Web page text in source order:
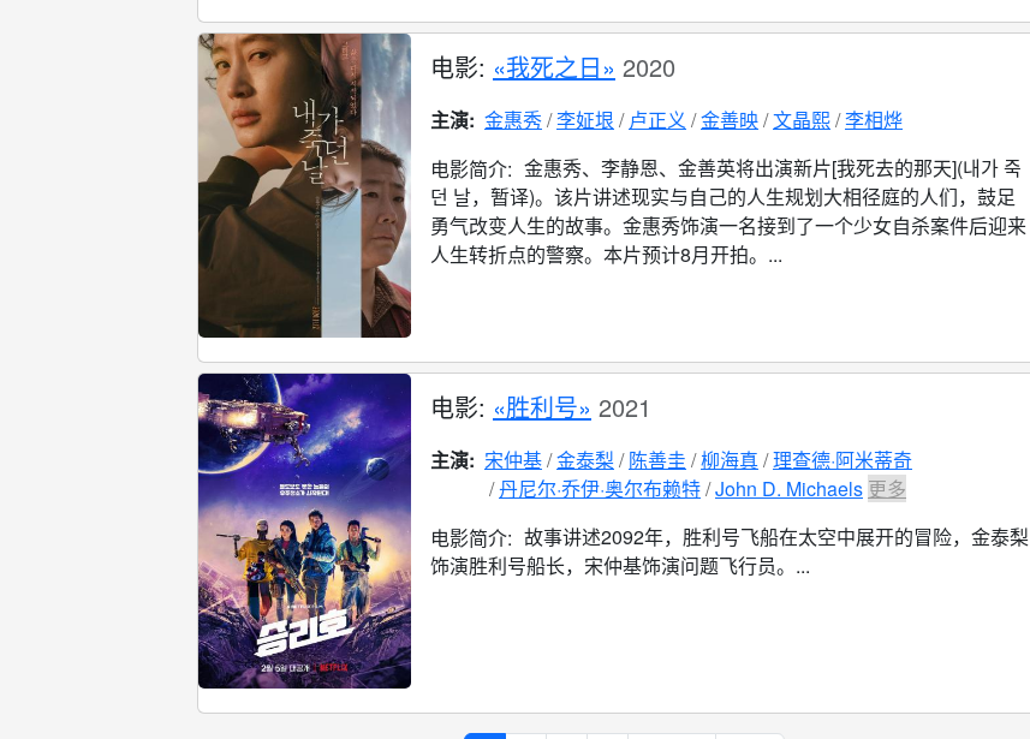
电影: «我死之日» 2020
主演: 金惠秀 李姃垠 卢正义 金善映 文晶熙 李相烨
电影简介: 金惠秀、李静恩、金善英将出演新片[我死去的那天](내가 죽
던 날，暂译)。该片讲述现实与自己的人生规划大相径庭的人们，鼓足
勇气改变人生的故事。金惠秀饰演一名接到了一个少女自杀案件后迎来
人生转折点的警察。本片预计8月开拍。...
电影: «胜利号» 2021
主演: 宋仲基 金泰梨 陈善圭 柳海真 理查德·阿米蒂奇
丹尼尔·乔伊·奥尔布赖特 John D. Michaels 更多
电影简介: 故事讲述2092年，胜利号飞船在太空中展开的冒险，金泰梨
饰演胜利号船长，宋仲基饰演问题飞行员。...